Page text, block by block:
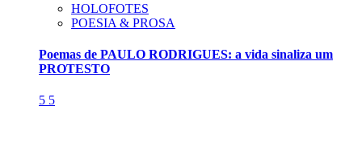
HOLOFOTES
POESIA & PROSA
Poemas de PAULO RODRIGUES: a vida sinaliza um
PROTESTO
5 5